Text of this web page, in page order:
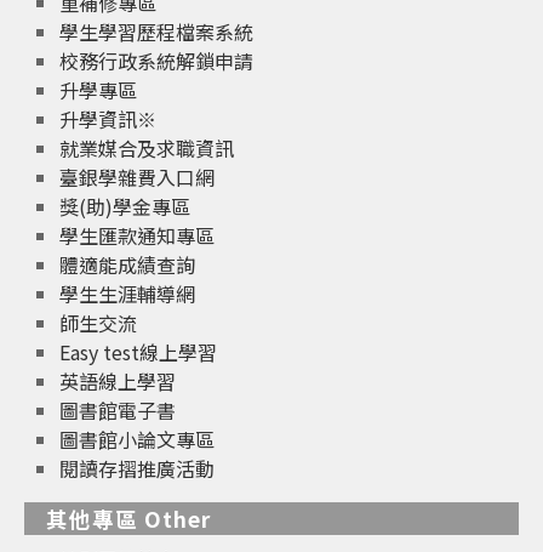
學生學習歷程檔案系統
校務行政系統解鎖申請
升學專區
升學資訊※
就業媒合及求職資訊
臺銀學雜費入口網
獎(助)學金專區
學生匯款通知專區
體適能成績查詢
學生生涯輔導網
師生交流
Easy test線上學習
英語線上學習
圖書館電子書
圖書館小論文專區
閱讀存摺推廣活動
其他專區 Other